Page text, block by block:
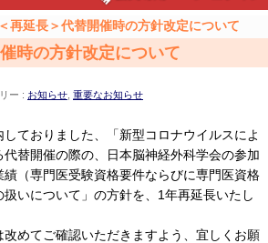
＜再延長＞代替開催時の方針改定について
時の方針改定について
ー : お知らせ 重要なお知らせ
ておりました、「新型コロナウイルスによ
替開催の際の、日本脳神経外科学会の参加
（専門医受験資格要件ならびに専門医資格
いについて」の方針を、1年再延長いたし
めてご確認いただきますよう、宜しくお願